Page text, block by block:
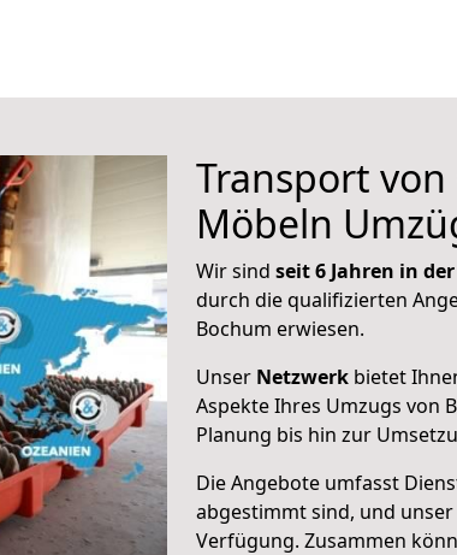
Transport
Möbeln
Wir sind seit 6 Jahren in
durch die qualifizierten
Bochum erwiesen.
Unser Netzwerk bietet
Aspekte Ihres Umzugs von
Planung bis hin zur
Die Angebote umfasst
abgestimmt sind, und
Verfügung. Zusammen